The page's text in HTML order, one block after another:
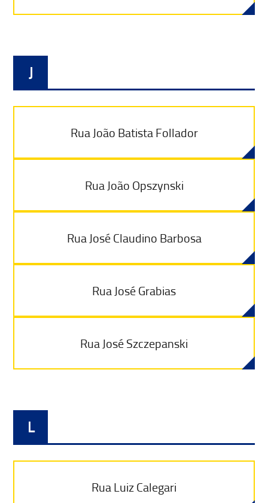
J
Rua João Batista Follador
Rua João Opszynski
Rua José Claudino Barbosa
Rua José Grabias
Rua José Szczepanski
L
Rua Luiz Calegari